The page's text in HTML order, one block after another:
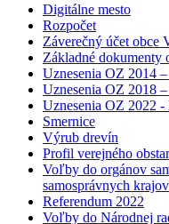
Digitálne mesto
Rozpočet
Záverečný účet obce
Základné dokumenty
Uznesenia OZ 2014
Uznesenia OZ 2018
Uznesenia OZ 2022 -
Smernice
Výrub drevín
Profil verejného
Voľby do orgánov
samosprávnych
Referendum 2022
Voľby do Národnej